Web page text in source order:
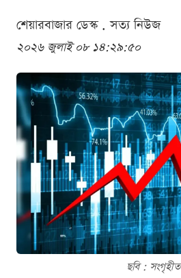
শেয়ারবাজার ডেস্ক . সত্য নিউজ
২০২৬ জুলাই ০৮ ১৪:২৯:৫০
ছবি : সংগৃহীত